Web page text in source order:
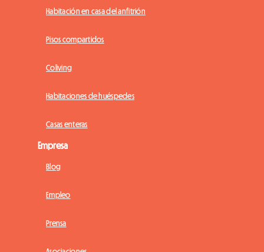
Habitación en casa del anfitrión
Pisos compartidos
Coliving
Habitaciones de huéspedes
Casas enteras
Empresa
Blog
Empleo
Prensa